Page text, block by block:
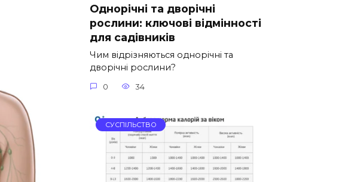
Однорічні та дворічні
рослини: ключові відмінності
для садівників
Чим відрізняються однорічні та
дворічні рослини?
0 34
СУСПІЛЬСТВО